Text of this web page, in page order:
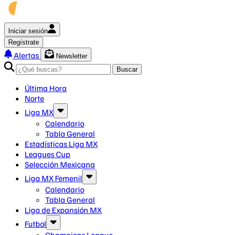
Iniciar sesión
Regístrate
Alertas
Newsletter
Buscar
Última Hora
Norte
Liga MX
Calendario
Tabla General
Estadísticas Liga MX
Leagues Cup
Selección Mexicana
Liga MX Femenil
Calendario
Tabla General
Liga de Expansión MX
Futbol